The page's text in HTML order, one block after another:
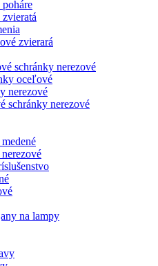
zvierará
schránky nerezové
oceľové
nerezové
schránky nerezové
na lampy